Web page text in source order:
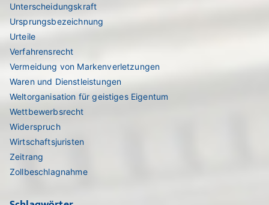
Unterscheidungskraft
Ursprungsbezeichnung
Urteile
Verfahrensrecht
Vermeidung von Markenverletzungen
Waren und Dienstleistungen
Weltorganisation für geistiges Eigentum
Wettbewerbsrecht
Widerspruch
Wirtschaftsjuristen
Zeitrang
Zollbeschlagnahme